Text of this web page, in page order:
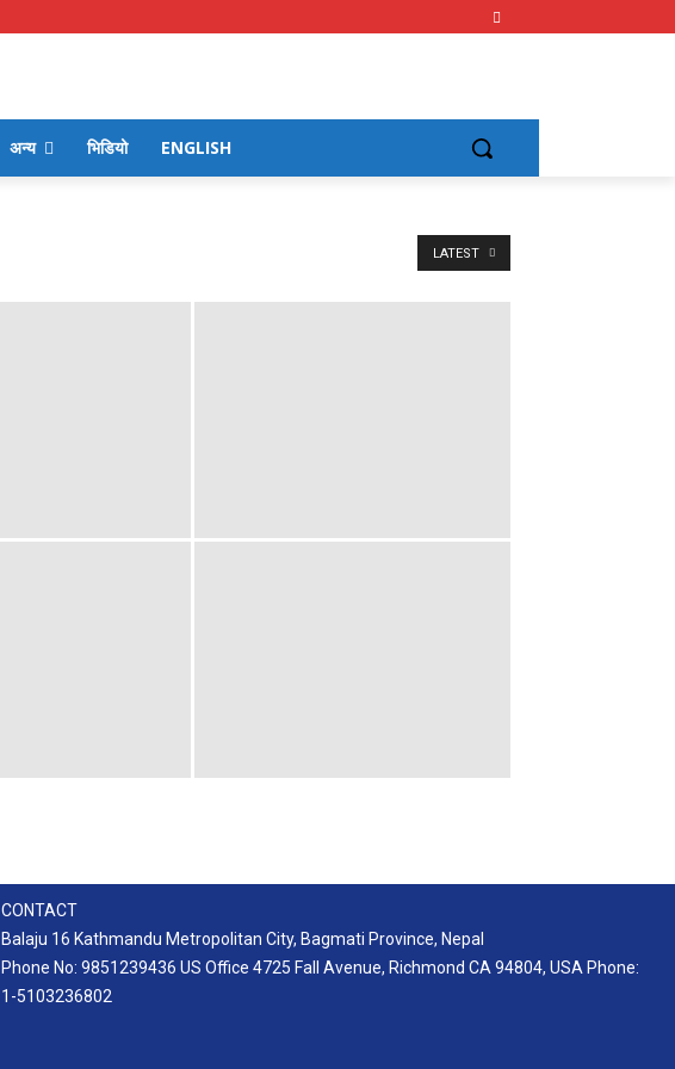
अन्य भिडियो ENGLISH
LATEST
CONTACT
Balaju 16 Kathmandu Metropolitan City, Bagmati Province, Nepal
Phone No: 9851239436 US Office 4725 Fall Avenue, Richmond CA 94804, USA Phone:
1-5103236802